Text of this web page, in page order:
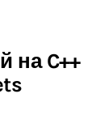
на C++